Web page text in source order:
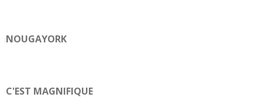
NOUGAYORK
C'EST MAGNIFIQUE